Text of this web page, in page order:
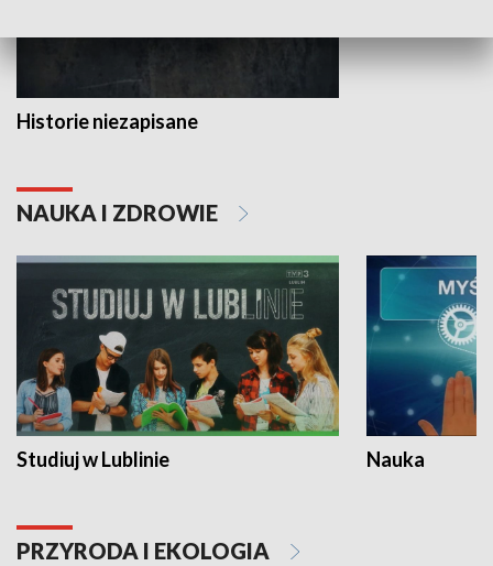
Historie niezapisane
NAUKA I ZDROWIE
Studiuj w Lublinie Nauka
PRZYRODA I EKOLOGIA